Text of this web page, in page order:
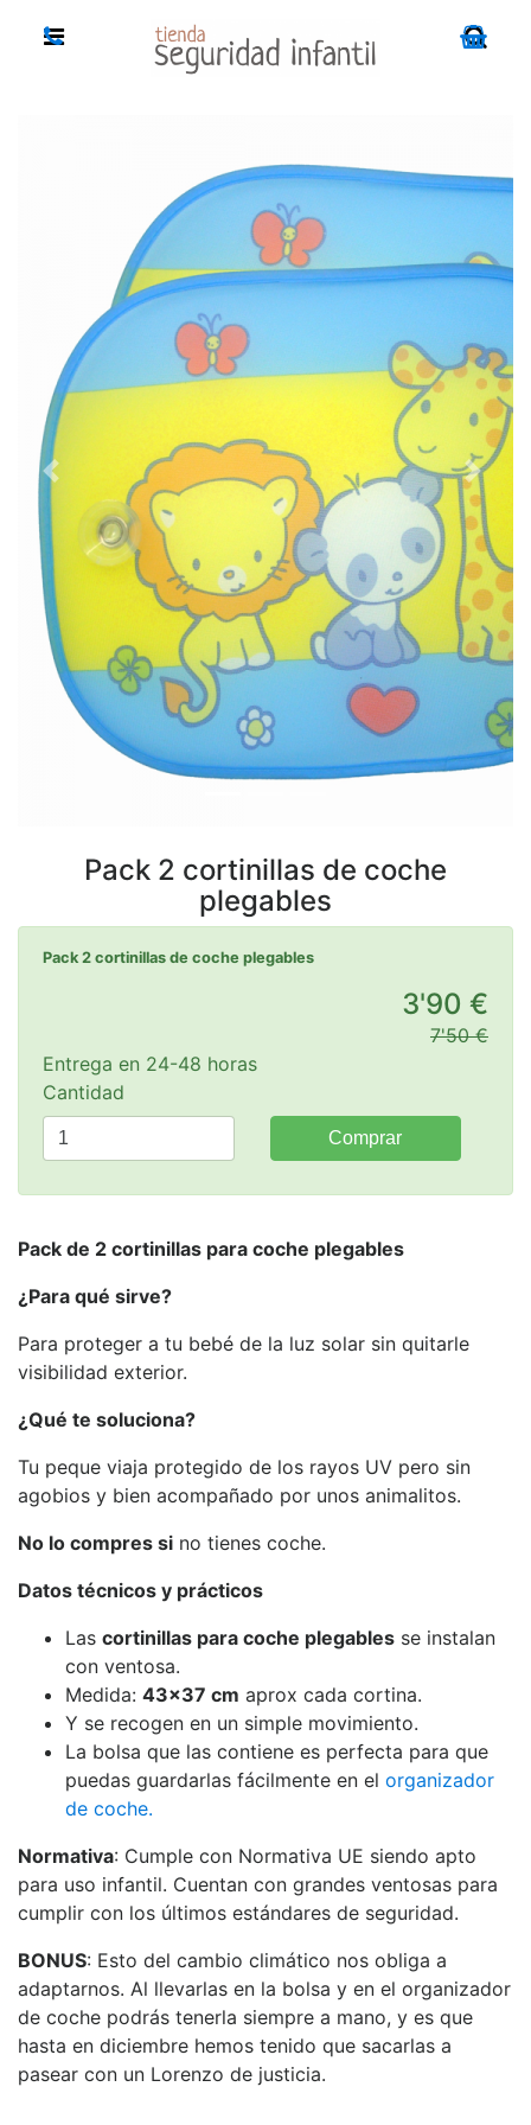
Previous Next
Pack 2 cortinillas de coche
plegables
Pack 2 cortinillas de coche plegables
3'90 €
7'50 €
Entrega en 24-48 horas
Cantidad
Comprar
Pack de 2 cortinillas para coche plegables
¿Para qué sirve?
Para proteger a tu bebé de la luz solar sin quitarle
visibilidad exterior.
¿Qué te soluciona?
Tu peque viaja protegido de los rayos UV pero sin
agobios y bien acompañado por unos animalitos.
No lo compres si no tienes coche.
Datos técnicos y prácticos
Las cortinillas para coche plegables se instalan
con ventosa.
Medida: 43x37 cm aprox cada cortina.
Y se recogen en un simple movimiento.
La bolsa que las contiene es perfecta para que
puedas guardarlas fácilmente en el organizador
de coche.
Normativa: Cumple con Normativa UE siendo apto
para uso infantil. Cuentan con grandes ventosas para
cumplir con los últimos estándares de seguridad.
BONUS: Esto del cambio climático nos obliga a
adaptarnos. Al llevarlas en la bolsa y en el organizador
de coche podrás tenerla siempre a mano, y es que
hasta en diciembre hemos tenido que sacarlas a
pasear con un Lorenzo de justicia.